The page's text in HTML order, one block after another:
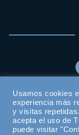
Usamos cookies
experiencia más
y visitas
acepta el uso de
puede visitar